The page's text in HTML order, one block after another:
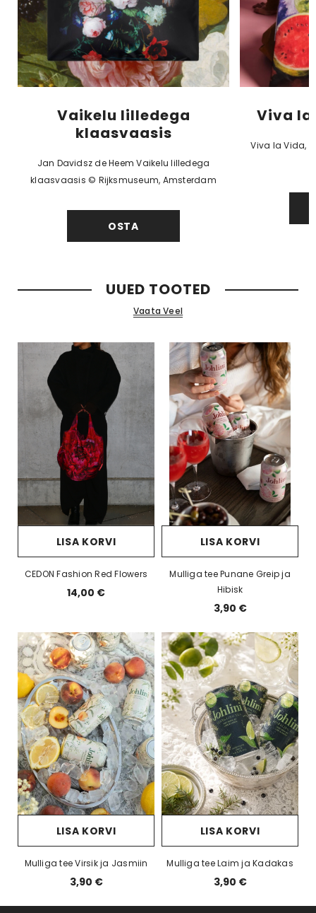
Vaikelu lilledega
klaasvaasis
Jan Davidsz de Heem Vaikelu lilledega
klaasvaasis © Rijksmuseum, Amsterdam
OSTA
Viva la
Viva la Vida,
UUED TOOTED
Vaata Veel
LISA KORVI
CEDON Fashion Red Flowers
14,00 €
LISA KORVI
Mulliga tee Punane Greip ja
Hibisk
3,90 €
LISA KORVI
Mulliga tee Virsik ja Jasmiin
3,90 €
LISA KORVI
Mulliga tee Laim ja Kadakas
3,90 €